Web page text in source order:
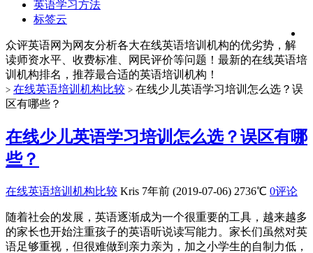
英语学习方法
标签云
众评英语网为网友分析各大在线英语培训机构的优劣势，解
读师资水平、收费标准、网民评价等问题！最新的在线英语培
训机构排名，推荐最合适的英语培训机构！
> 在线英语培训机构比较 > 在线少儿英语学习培训怎么选？误
区有哪些？
在线少儿英语学习培训怎么选？误区有哪
些？
在线英语培训机构比较 Kris 7年前 (2019-07-06) 2736℃ 0评论
随着社会的发展，英语逐渐成为一个很重要的工具，越来越多
的家长也开始注重孩子的英语听说读写能力。家长们虽然对英
语足够重视，但很难做到亲力亲为，加之小学生的自制力低，